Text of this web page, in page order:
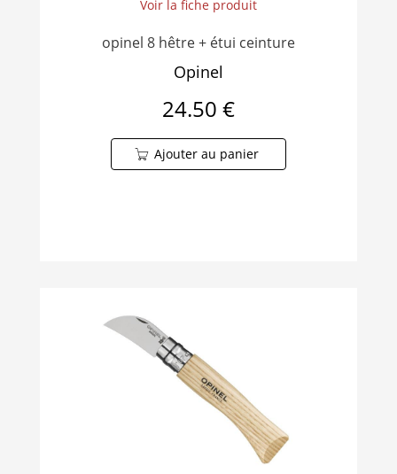
Voir la fiche produit
opinel 8 hêtre + étui ceinture
Opinel
24.50 €
Ajouter au panier